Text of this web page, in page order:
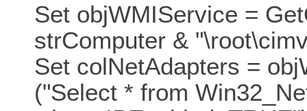
Set objWMIService =
strComputer &
Set colNetAdapters =
("Select * from